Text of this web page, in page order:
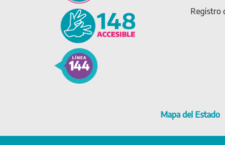
Registro
Mapa del Estado